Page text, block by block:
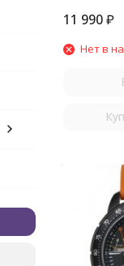
11 990 ₽
Нет в